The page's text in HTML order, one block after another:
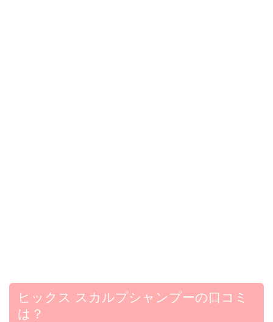
ヒックス スカルプシャンプーの口コミ
は？